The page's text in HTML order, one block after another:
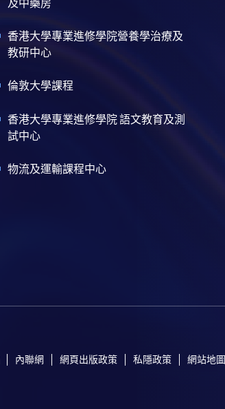
及中藥房
香港大學專業進修學院營養學治療及
教研中心
倫敦大學課程
香港大學專業進修學院 語文教育及測
試中心
物流及運輸課程中心
內聯網 網頁出版政策 私隱政策 網站地圖